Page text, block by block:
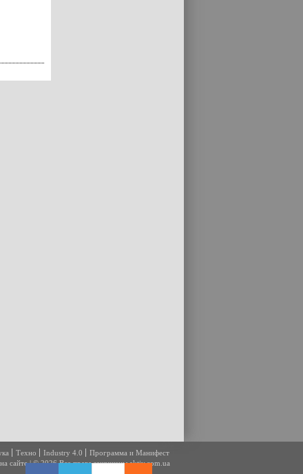
Техно Industry 4.0
Программа и Манифест
сайте|© 2026 Все права защищеныaktiv.com.ua